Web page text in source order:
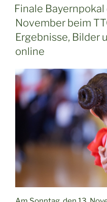
München
–
mit
Bayernpokal
für
die
D-
und
C-
Klassen:
jetzt
online!“
AM
Finale Bayernpokal
November beim
Ergebnisse, Bilder
online